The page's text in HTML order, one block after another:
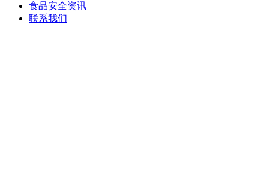
食品安全资讯
联系我们